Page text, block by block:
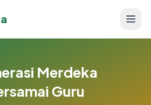
Merdeka
Guru